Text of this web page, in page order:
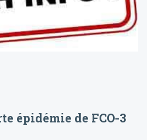
épidémie de FCO-3